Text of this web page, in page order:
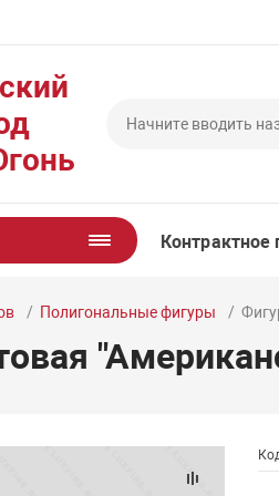
Контрактное
Полигональные фигуры